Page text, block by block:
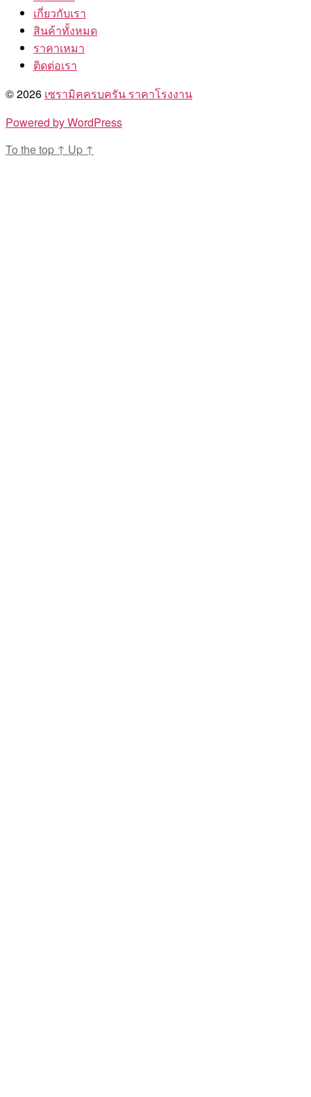
เกี่ยวกับเรา
สินค้าทั้งหมด
ราคาเหมา
ติดต่อเรา
© 2026 เซรามิคครบครัน ราคาโรงงาน
Powered by WordPress
To the top ↑ Up ↑